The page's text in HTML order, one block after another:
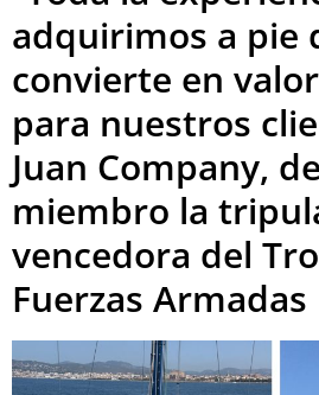
adquirimos a pie
convierte en
para nuestros
Juan Company,
miembro la
vencedora del
Fuerzas Armadas